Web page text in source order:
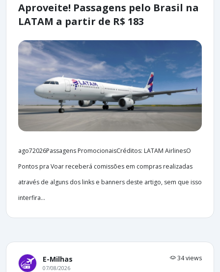
Aproveite! Passagens pelo Brasil na
LATAM a partir de R$ 183
ago72026Passagens PromocionaisCréditos: LATAM AirlinesO
Pontos pra Voar receberá comissões em compras realizadas
através de alguns dos links e banners deste artigo, sem que isso
interfira...
E-Milhas 34 views
07/08/2026